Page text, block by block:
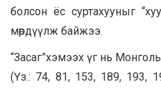
болсон ёс суртахууныг
мөрдүүлж байжээ.
“Засаг”хэмээх үг нь
(Үз.: 74, 81, 153, 189, 193,